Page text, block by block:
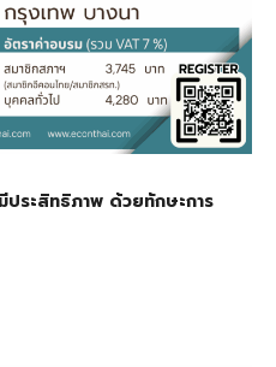
ประสิทธิภาพ ด้วยทักษะการ